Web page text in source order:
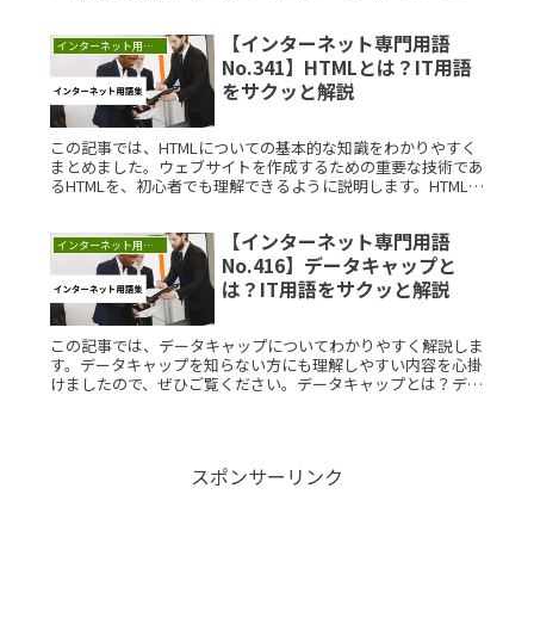
クの運営やデータ管理に役立つ知識を得ることができます。
インターネット用語集
【インターネット専門用語
No.341】HTMLとは？IT用語
をサクッと解説
この記事では、HTMLについての基本的な知識をわかりやすく
まとめました。ウェブサイトを作成するための重要な技術であ
るHTMLを、初心者でも理解できるように説明します。HTMLと
インターネット用語集
【インターネット専門用語
No.416】データキャップと
は？IT用語をサクッと解説
この記事では、データキャップについてわかりやすく解説しま
す。データキャップを知らない方にも理解しやすい内容を心掛
けましたので、ぜひご覧ください。データキャップとは？デー
スポンサーリンク